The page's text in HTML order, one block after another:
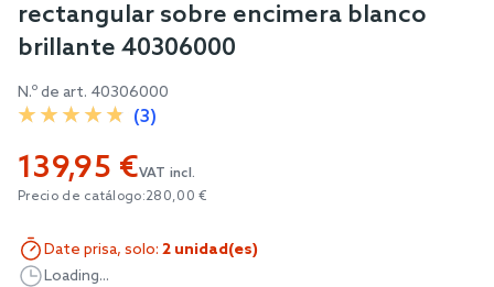
beginning
of
the
gallery
rectangular sobre encimera blanco
brillante 40306000
N.º de art. 40306000
(3)
139,95 €VAT incl.
Precio de catálogo:280,00 €
Date prisa, solo: 2 unidad(es)
Loading...